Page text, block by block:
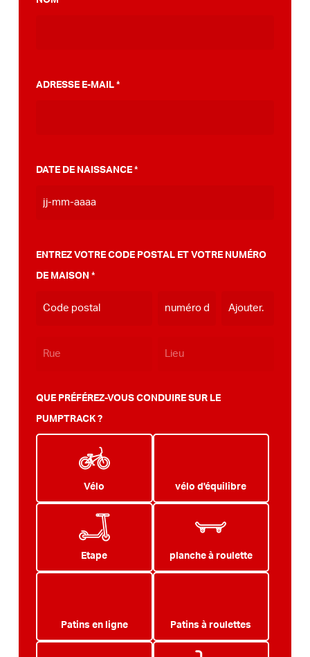
ADRESSE E-MAIL *
DATE DE NAISSANCE *
JJ
MM
tiret
ENTREZ VOTRE CODE POSTAL ET VOTRE NUMÉRO
DE MAISON *
QUE PRÉFÉREZ-VOUS CONDUIRE SUR LE
PUMPTRACK ?
Vélo vélo d'équilibre
Etape planche à roulette
Patins en ligne Patins à roulettes